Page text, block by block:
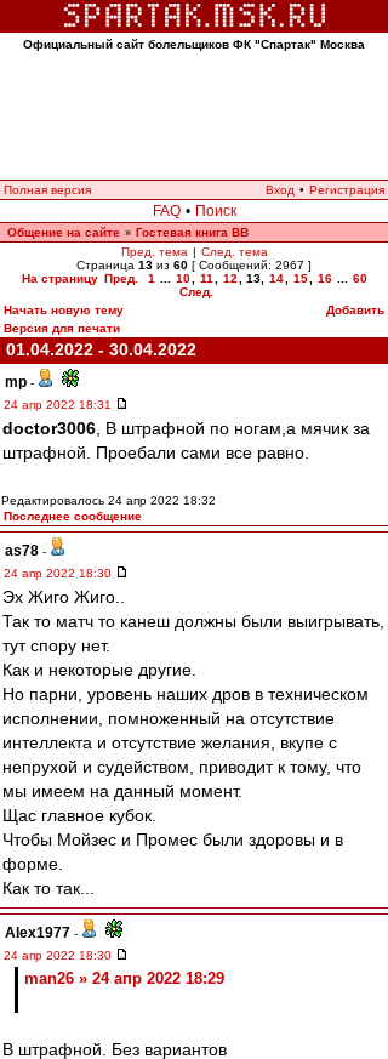
Официальный сайт болельщиков ФК "Спартак" Москва
Полная версия Вход • Регистрация
FAQ • Поиск
Общение на сайте » Гостевая книга ВВ
Пред. тема | След. тема
Страница 13 из 60 [ Сообщений: 2967 ]
На страницу Пред. 1 10 11 12 13, 14 15 16
60
След.
Начать новую тему
Добавить
Версия для печати
01.04.2022 - 30.04.2022
mp -
24 апр 2022 18:31
doctor3006 , В штрафной по ногам,а мячик за
штрафной. Проебали сами все равно.
Редактировалось 24 апр 2022 18:32
Последнее сообщение
as78 -
24 апр 2022 18:30
Эх Жиго Жиго..
Так то матч то канеш должны были выигрывать,
тут спору нет.
Как и некоторые другие.
Но парни, уровень наших дров в техническом
исполнении, помноженный на отсутствие
интеллекта и отсутствие желания, вкупе с
непрухой и судейством, приводит к тому, что
мы имеем на данный момент.
Щас главное кубок.
Чтобы Мойзес и Промес были здоровы и в
форме.
Как то так...
Alex1977 -
24 апр 2022 18:30
man26 » 24 апр 2022 18:29
В штрафной. Без вариантов